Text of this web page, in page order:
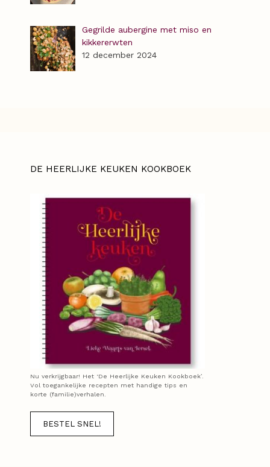
Gegrilde aubergine met miso en
kikkererwten
12 december 2024
DE HEERLIJKE KEUKEN KOOKBOEK
Nu verkrijgbaar! Het ‘De Heerlijke Keuken Kookboek’.
Vol toegankelijke recepten met handige tips en
korte (familie)verhalen.
BESTEL SNEL!